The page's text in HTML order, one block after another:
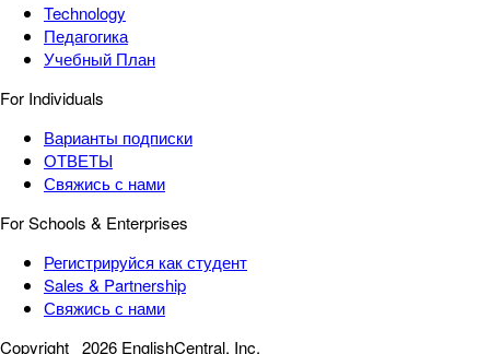
Technology
Педагогика
Учебный План
For Individuals
Варианты подписки
ОТВЕТЫ
Свяжись с нами
For Schools & Enterprises
Регистрируйся как студент
Sales & Partnership
Свяжись с нами
Copyright 2026 EnglishCentral, Inc.